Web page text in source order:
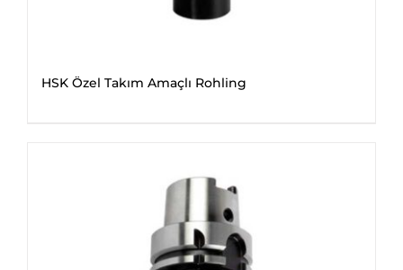
HSK Özel Takım Amaçlı Rohling